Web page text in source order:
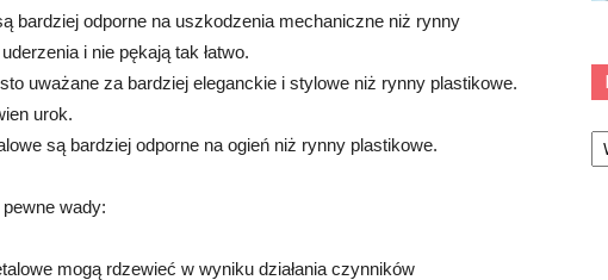
bardziej odporne na uszkodzenia mechaniczne niż rynny
i nie pękają tak łatwo.
uważane za bardziej eleganckie i stylowe niż rynny plastikowe.
urok.
są bardziej odporne na ogień niż rynny plastikowe.
wady:
mogą rdzewieć w wyniku działania czynników